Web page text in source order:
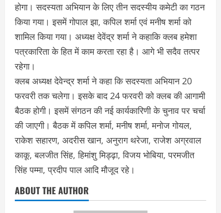
होगा। सदस्यता अभियान के लिए तीन सदस्यीय कमेटी का गठन
किया गया। इसमें गोपाल झा, कपिल शर्मा एवं मनीष शर्मा को
शामिल किया गया। अध्यक्ष देवेंद्र शर्मा ने कहाकि क्लब हमेशा
पत्रकारिता के हित में काम करता रहा है। आगे भी सदैव तत्पर
रहेगा।
क्लब अध्यक्ष देवेन्द्र शर्मा ने कहा कि सदस्यता अभियान 20
फरवरी तक चलेगा। इसके बाद 24 फरवरी को क्लब की आगामी
बैठक होगी। इसमें संगठन की नई कार्यकारिणी के चुनाव पर चर्चा
की जाएगी। बैठक में कपिल शर्मा, मनीष शर्मा, मनोज गोयल,
राकेश सहारण, अदरीस खान, अनुराग थरेजा, राजेश अग्रवाल
काकू, बलजीत सिंह, हिमांशु मिड्ढ़ा, विजय भोबिया, परमजीत
सिंह पम्मा, प्रदीप पाल आदि मौजूद रहे।
ABOUT THE AUTHOR